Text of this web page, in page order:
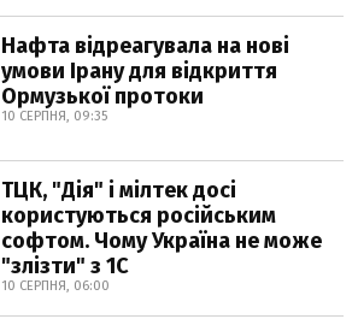
Нафта відреагувала на нові
умови Ірану для відкриття
Ормузької протоки
10 СЕРПНЯ, 09:35
ТЦК, "Дія" і мілтек досі
користуються російським
софтом. Чому Україна не може
"злізти" з 1С
10 СЕРПНЯ, 06:00